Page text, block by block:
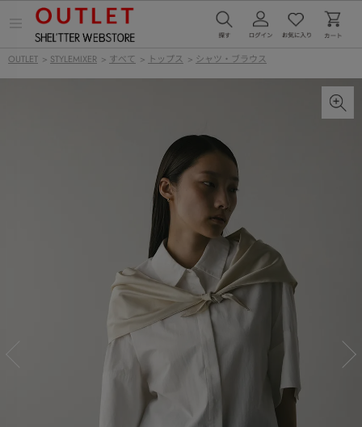
ー
を
OUTLET > STYLEMIXER > すべて > トップス > シャツ・ブラウス